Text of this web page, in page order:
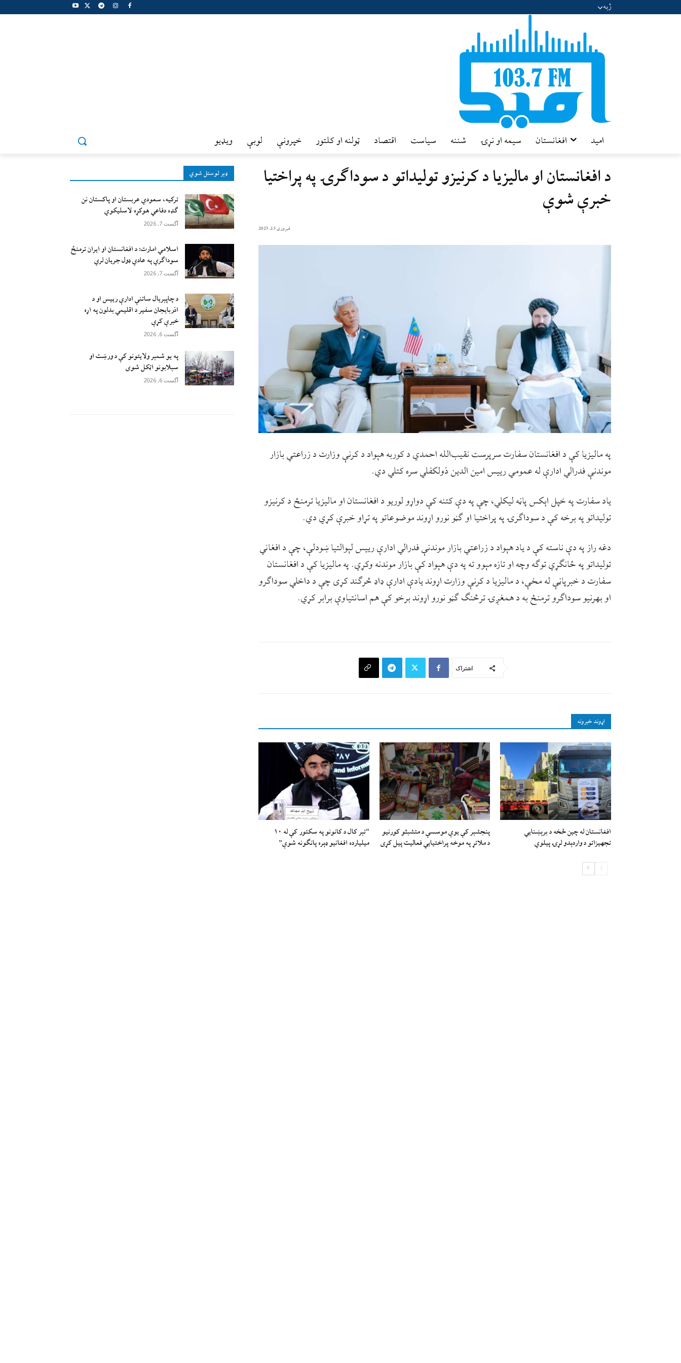
ژبه
امید افغانستان سیمه او نړۍ شننه سیاست اقتصاد ټولنه او کلتور خپرونې لوبې ويډيو
ډېر لوستل شوي
ترکیه، سعودي عربستان او پاکستان نن
ګډه دفاعي هوکړه لاسلیکوي
آگست 7, 2026
اسلامي امارت: د افغانستان او ایران ترمنځ
سوداګري په عادي ډول جریان لري
آگست 7, 2026
د چاپېریال ساتنې ادارې رییس او د
اذربایجان سفیر د اقلیمي بدلون په اړه
خبرې کړې
آگست 6, 2026
په یو شمېر ولایتونو کې د ورښت او
سېلابونو اټکل شوی
آگست 6, 2026
د افغانستان او ماليزيا د کرنيزو توليداتو د سوداګرۍ په پراختيا
خبرې شوې
فبروری 13, 2025
په ماليزيا کې د افغانستان سفارت سرپرست نقيب‌الله احمدي د کوربه هېواد د کرنې وزارت د زراعتي بازار
موندنې فدرالي ادارې له عمومي رييس امين الدين ذولکفلي سره کتلي دي.
ياد سفارت په خپل اېکس پاڼه ليکلي، چې په دې کتنه کې دواړو لوريو د افغانستان او ماليزيا ترمنځ د کرنيزو
توليداتو په برخه کې د سوداګرۍ په پراختيا او ګڼو نورو اړوند موضوعاتو په تړاو خبرې کړي دي.
دغه راز په دې ناسته کې د ياد هېواد د زراعتي بازار موندنې فدرالي ادارې رييس لېوالتيا ښودلې، چې د افغاني
توليداتو په ځانګړي توګه وچه او تازه مېوو ته په دې هېواد کې بازار موندنه وکړي. په ماليزيا کې د افغانستان
سفارت د خبرپاڼې له مخې، د ماليزيا د کرنې وزارت اړوند يادې ادارې ډاډ څرګند کړی چې د داخلي سوداګرو
او بهرنيو سوداګرو ترمنځ به د همغږۍ ترڅنګ ګڼو نورو اړوند برخو کې هم اسانتياوې برابر کړي.
اشتراک
اړوند خبرونه
افغانستان له چين څخه د برېښنايي
تجهيزاتو د واردېدو لړۍ پيلوي
پنجشېر کې یوې موسسې د متشبثو کورنیو
د ملاتړ په موخه پراختیايي فعالیت پیل کړی
“تېر کال د کانونو په سکتور کې له ۱۰
میلیارده افغانیو ډېره پانګونه شوې”